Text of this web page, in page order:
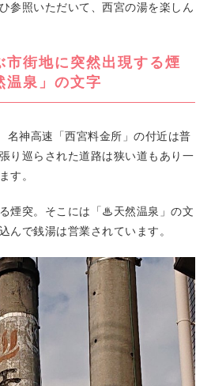
参照いただいて、西宮の湯を楽しん
市街地に突然出現する煙
泉」の文字
名神高速「西宮料金所」の付近は普
り巡らされた道路は狭い道もあり一
す。
煙突。そこには「♨天然温泉」の文
んで銭湯は営業されています。